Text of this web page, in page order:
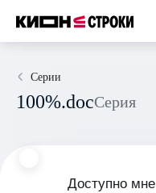
Серии
100%.doc Серия
Доступно мне